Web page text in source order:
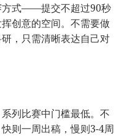
方式——提交不超过90秒
创意的空间。不需要做
，只需清晰表达自己对
列比赛中门槛最低。不
则一周出稿，慢则3-4周